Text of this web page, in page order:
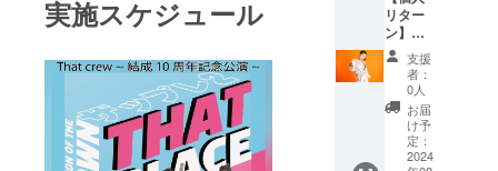
実施スケジュール
リター
ン】
ASUKA
入門•初
級 振り
付け中
心グ
ループ
レッス
支援
者：
0人
お届
け予
定：
2024